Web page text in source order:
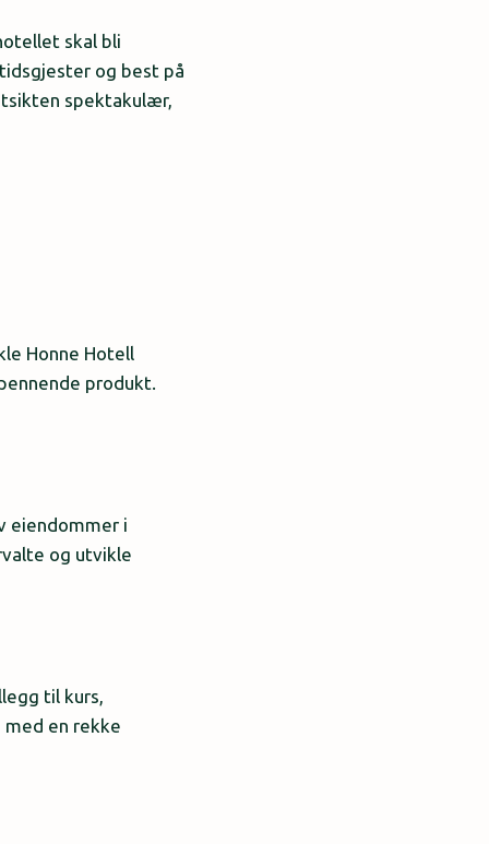
skal bli
og best på
spektakulær,
Honne Hotell
produkt.
eiendommer i
og utvikle
til kurs,
en rekke